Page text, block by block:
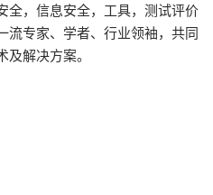
全，信息安全，工具，测试评价
流专家、学者、行业领袖，共同
解决方案。